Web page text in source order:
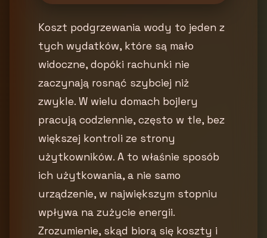
Koszt podgrzewania wody to jeden z
tych wydatków, które są mało
widoczne, dopóki rachunki nie
zaczynają rosnąć szybciej niż
zwykle. W wielu domach bojlery
pracują codziennie, często w tle, bez
większej kontroli ze strony
użytkowników. A to właśnie sposób
ich użytkowania, a nie samo
urządzenie, w największym stopniu
wpływa na zużycie energii.
Zrozumienie, skąd biorą się koszty i